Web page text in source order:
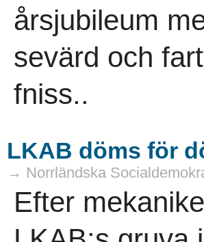
årsjubileum
sevärd och
fniss..
LKAB döms för
→ Norrländska
Efter